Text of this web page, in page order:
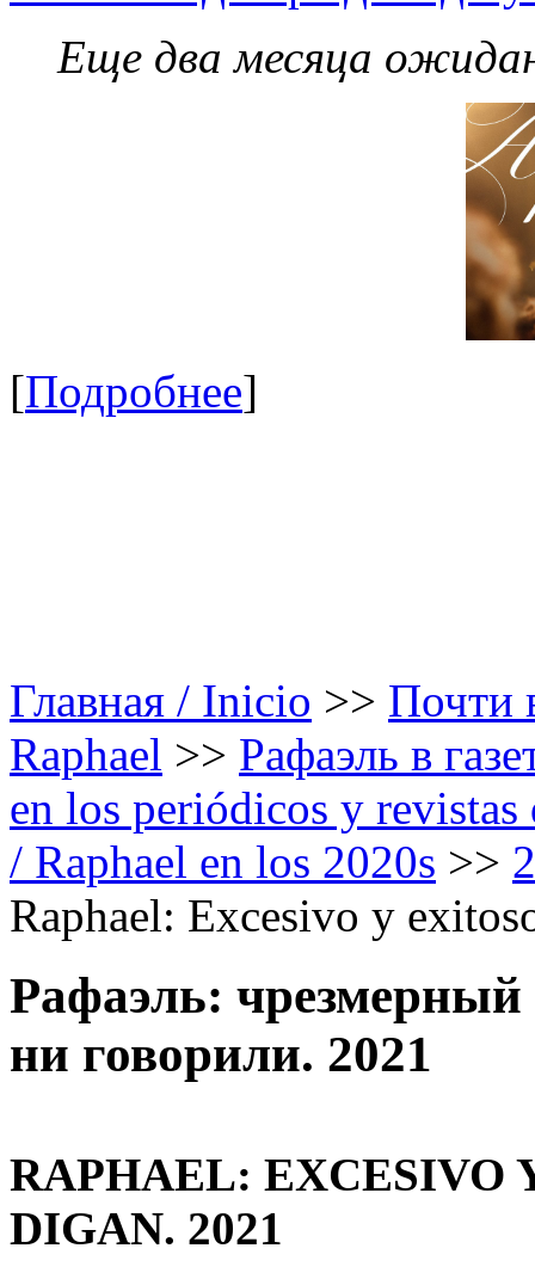
Еще два месяца
[Подробнее]
Главная / Inicio >> Почти
Raphael >> Рафаэль в
en los periódicos y
/ Raphael en los 2020s >>
Raphael: Excesivo y
Рафаэль:
ни говорили. 2021
RAPHAEL: EXCESIVO
DIGAN. 2021